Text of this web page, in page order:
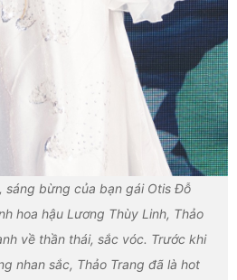
sáng bừng của bạn gái Otis Đỗ
hoa hậu Lương Thùy Linh, Thảo
về thần thái, sắc vóc. Trước khi
nhan sắc, Thảo Trang đã là hot